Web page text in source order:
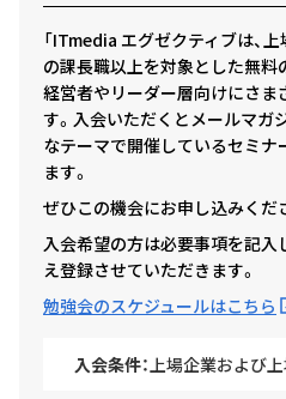
「ITmedia エグゼクティブは、
の課長職以上を対象とした無料
経営者やリーダー層向けにさま
す。入会いただくとメールマガ
なテーマで開催しているセミナ
ます。
ぜひこの機会にお申し込みくだ
入会希望の方は必要事項を記入
え登録させていただきます。
勉強会のスケジュールはこちら
入会条件： 上場企業および